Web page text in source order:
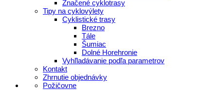
Značené cyklotrasy
Tipy na cyklovýlety
Cyklistické trasy
Brezno
Tále
Šumiac
Dolné Horehronie
Vyhľladávanie podľa parametrov
Kontakt
Zhrnutie objednávky
Požičovne